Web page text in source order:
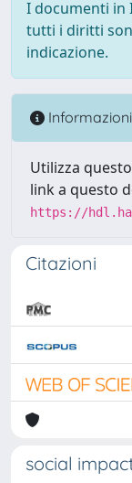
I documenti in
tutti i diritti
indicazione.
Informazioni
Utilizza
link a questo
https://
Citazioni
social